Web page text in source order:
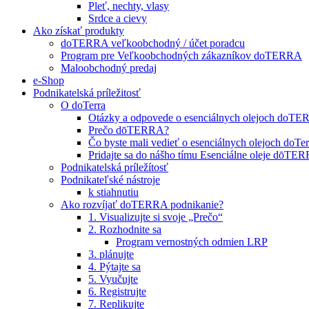
Pleť, nechty, vlasy
Srdce a cievy
Ako získať produkty
doTERRA veľkoobchodný / účet poradcu
Program pre Veľkoobchodných zákazníkov doTERRA
Maloobchodný predaj
e-Shop
Podnikatelská príležitosť
O doTerra
Otázky a odpovede o esenciálnych olejoch
Prečo dōTERRA?
Čo byste mali vedieť o esenciálnych olejoch
Pridajte sa do nášho tímu Esenciálne oleje
Podnikatelská príležítosť
Podnikateľské nástroje
k stiahnutiu
Ako rozvíjať doTERRA podnikanie?
1. Visualizujte si svoje „Prečo“
2. Rozhodnite sa
Program vernostných odmien LRP
3. plánujte
4. Pýtajte sa
5. Vyučujte
6. Registrujte
7. Replikujte